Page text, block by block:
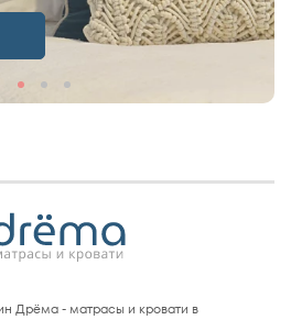
Дрёма - матрасы и кровати в